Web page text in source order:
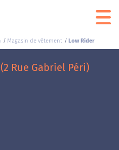
Magasin de vêtement Low Rider
Rue Gabriel Péri)